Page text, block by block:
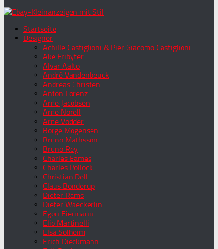
Startseite
Designer
Achille Castiglioni & Pier Giacomo Castiglioni
Ake Fribyter
Alvar Aalto
André Vandenbeuck
Andreas Christen
Anton Lorenz
Arne Jacobsen
Arne Norell
Arne Vodder
Borge Mogensen
Bruno Mathsson
Bruno Rey
Charles Eames
Charles Pollock
Christian Dell
Claus Bonderup
Dieter Rams
Dieter Waeckerlin
Egon Eiermann
Elio Martinelli
Elsa Solheim
Erich Dieckmann